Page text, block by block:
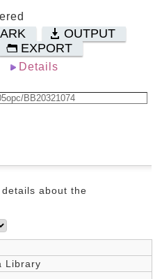
OUTPUT
EXPORT
Details
about the
Library